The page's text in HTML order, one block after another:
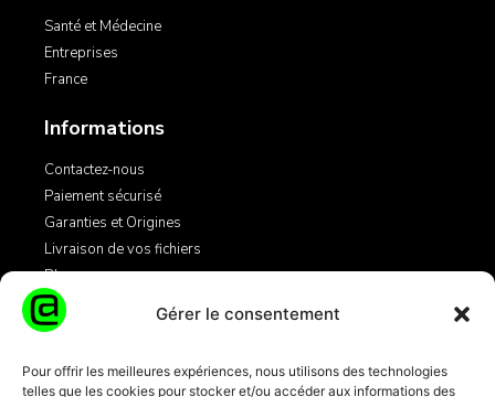
Gérer le consentement
Pour offrir les meilleures expériences, nous utilisons des technologies
telles que les cookies pour stocker et/ou accéder aux informations des
Santé et Médecine
Entreprises
France
Informations
Contactez-nous
Paiement sécurisé
Garanties et Origines
Livraison de vos fichiers
Blog